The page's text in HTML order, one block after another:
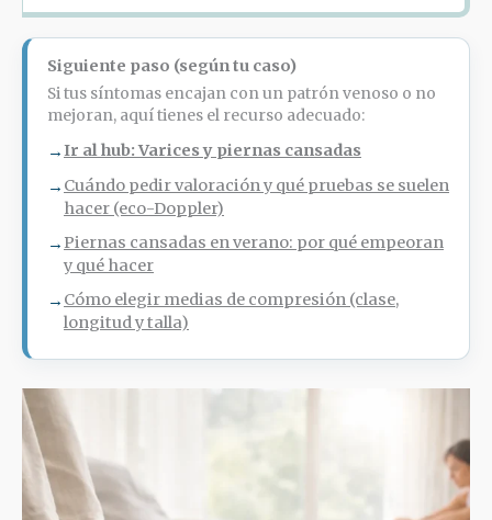
Siguiente paso (según tu caso)
Si tus síntomas encajan con un patrón venoso o no
mejoran, aquí tienes el recurso adecuado:
→Ir al hub: Varices y piernas cansadas
→ Cuándo pedir valoración y qué pruebas se suelen
hacer (eco-Doppler)
→ Piernas cansadas en verano: por qué empeoran
y qué hacer
→ Cómo elegir medias de compresión (clase,
longitud y talla)